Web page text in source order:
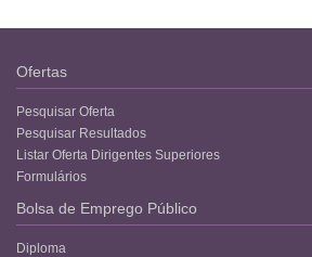
Ofertas
Pesquisar Oferta
Pesquisar Resultados
Listar Oferta Dirigentes Superiores
Formulários
Bolsa de Emprego Público
Diploma